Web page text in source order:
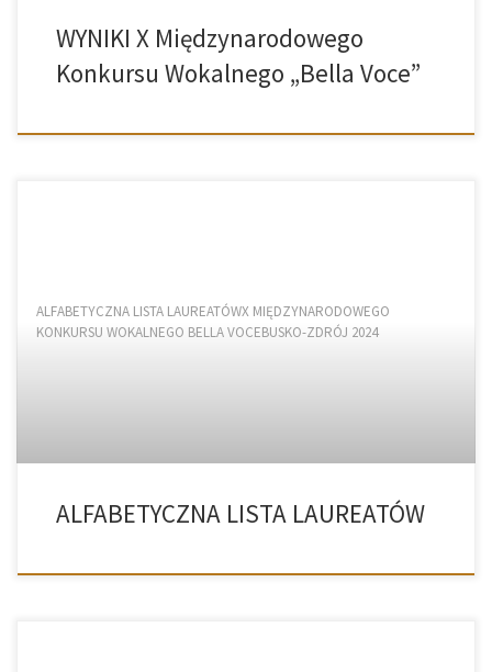
WYNIKI X Międzynarodowego
Konkursu Wokalnego „Bella Voce”
ALFABETYCZNA LISTA LAUREATÓWX MIĘDZYNARODOWEGO
KONKURSU WOKALNEGO BELLA VOCEBUSKO-ZDRÓJ 2024
ALFABETYCZNA LISTA LAUREATÓW